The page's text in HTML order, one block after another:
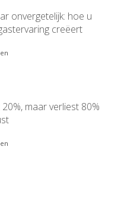
onvergetelijk: hoe u
creëert
maar verliest 80%